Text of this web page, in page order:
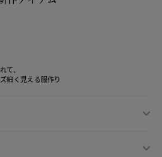
て、
細く見える服作り